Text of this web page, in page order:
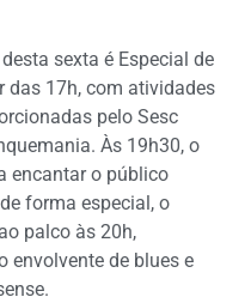
sexta é Especial de
das 17h, com atividades
pelo Sesc
Às 19h30, o
encantar o público
forma especial, o
palco às 20h,
envolvente de blues e